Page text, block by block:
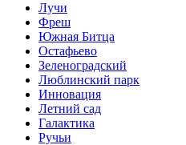
Лучи
Фреш
Южная Битца
Остафьево
Зеленоградский
Люблинский парк
Инновация
Летний сад
Галактика
Ручьи